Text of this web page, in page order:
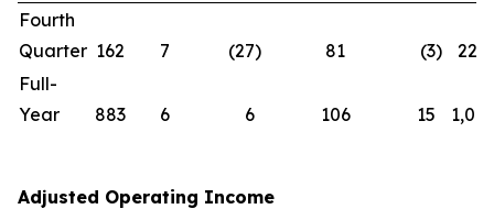
Fourth
Quarter 162 7 (27) 81 (3)
220
Full-
Year
883 6 6 106 15 1,016
Adjusted Operating Income